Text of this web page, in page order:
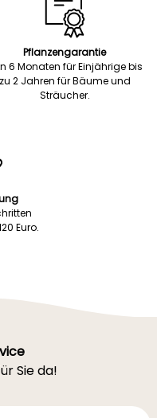
Pflanzengarantie
6 Monaten für Einjährige bis
zu 2 Jahren für Bäume und
Sträucher.
Euro.
Sie da!